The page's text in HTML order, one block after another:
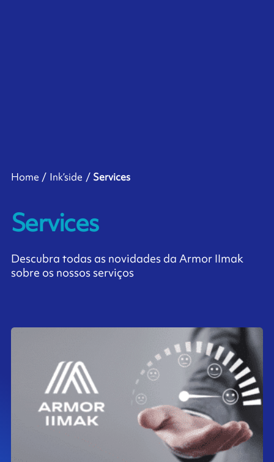
Home Ink’side Services
Services
Descubra todas as novidades da Armor IImak
sobre os nossos serviços